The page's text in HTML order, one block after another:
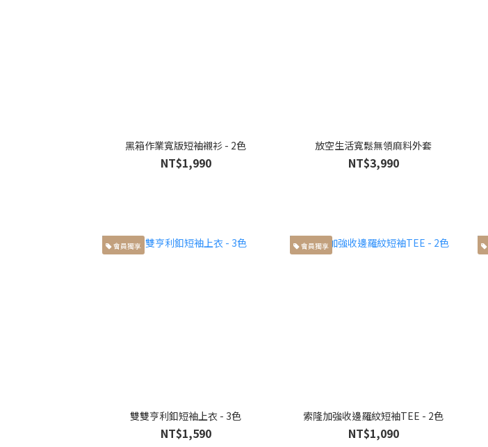
黑箱作業寬版短袖襯衫 - 2色
NT$1,990
放空生活寬鬆無領麻料外套
NT$3,990
會員獨享
雙雙亨利釦短袖上衣 - 3色
NT$1,590
會員獨享
索隆加強收邊羅紋短袖TEE - 2色
NT$1,090